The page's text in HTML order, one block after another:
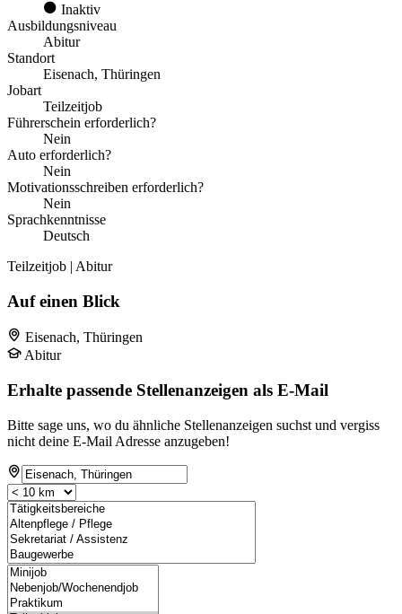
Inaktiv
Ausbildungsniveau
Abitur
Standort
Eisenach, Thüringen
Jobart
Teilzeitjob
Führerschein erforderlich?
Nein
Auto erforderlich?
Nein
Motivationsschreiben erforderlich?
Nein
Sprachkenntnisse
Deutsch
Teilzeitjob | Abitur
Auf einen Blick
Eisenach, Thüringen
Abitur
Erhalte passende Stellenanzeigen als E-Mail
Bitte sage uns, wo du ähnliche Stellenanzeigen suchst und vergiss
nicht deine E-Mail Adresse anzugeben!